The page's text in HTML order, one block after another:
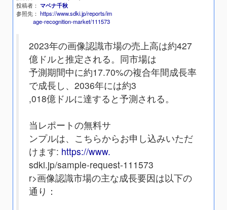
投稿者 ：マベナ千秋
参照先 ：https://www.sdki.jp/reports/im
age-recognition-market/111573
2023年の画像認識市場の売上高は約427
億ドルと推定される。同市場は
予測期間中に約17.70%の複合年間成長率
で成長し、2036年には約3
,018億ドルに達すると予測される。
当レポートの無料サ
ンプルは、こちらからお申し込みいただ
けます: https://www.
sdki.jp/sample-request-111573
r>画像認識市場の主な成長要因は以下の
通り：